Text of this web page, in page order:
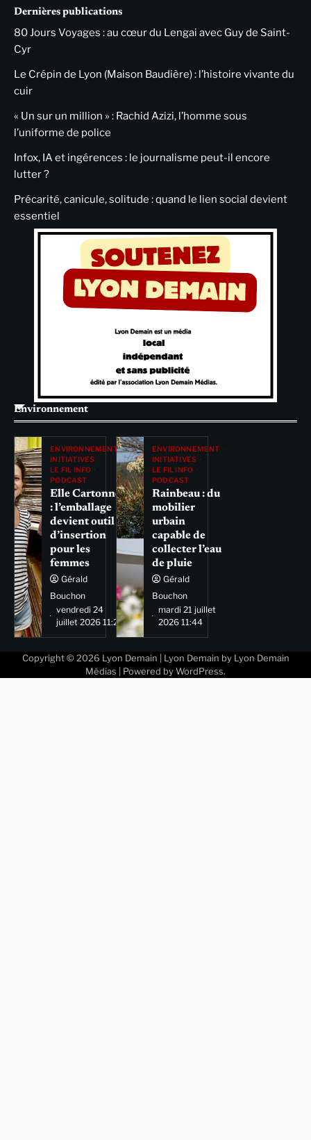
Dernières publications
80 Jours Voyages : au cœur du Lengai avec Guy de Saint-
Cyr
Le Crépin de Lyon (Maison Baudière) : l’histoire vivante du
cuir
« Un sur un million » : Rachid Azizi, l’homme sous
l’uniforme de police
Infox, IA et ingérences : le journalisme peut-il encore
lutter ?
Précarité, canicule, solitude : quand le lien social devient
essentiel
Environnement
ENVIRONNEMENT
INITIATIVES
LE FIL INFO
PODCAST
Elle Cartonne
: l’emballage
devient outil
d’insertion
pour les
femmes
Gérald
Bouchon
vendredi 24
juillet 2026 11:29
ENVIRONNEMENT
INITIATIVES
LE FIL INFO
PODCAST
Rainbeau : du
mobilier
urbain
capable de
collecter l’eau
de pluie
Gérald
Bouchon
mardi 21 juillet
2026 11:44
Copyright © 2026 Lyon Demain | Lyon Demain by Lyon Demain
Médias | Powered by WordPress.